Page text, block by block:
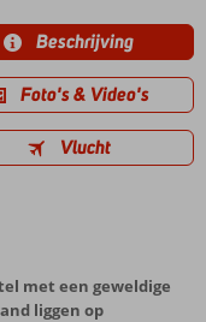
Beschrijving
Foto's & Video's
Vlucht
met een geweldige
liggen op